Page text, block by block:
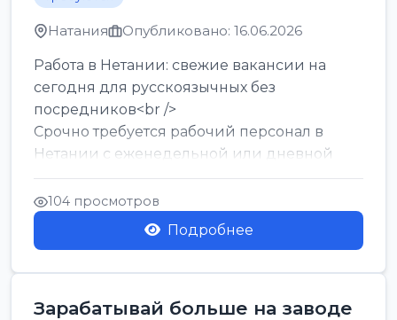
Натания Опубликовано: 16.06.2026
Работа в Нетании: свежие вакансии на
сегодня для русскоязычных без
посредников<br />
Срочно требуется рабочий персонал в
Нетании с еженедельной или дневной
оплатой<br />
Свежие вакансии в Нетании дл...
104 просмотров
Подробнее
Зарабатывай больше на заводе